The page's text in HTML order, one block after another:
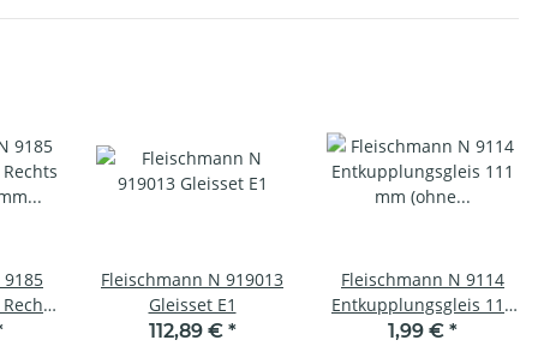
15°
Fleischmann N 919013
Gleisset E1
112,89 € *
Fleischmann N 9114
Entkupplungsgleis 111
mm (ohne Antrieb)
1,99 € *